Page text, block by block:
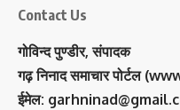
Contact Us
गोविन्द पुण्डीर, संपादक
गढ़ निनाद समाचार पोर्टल
ईमेल: